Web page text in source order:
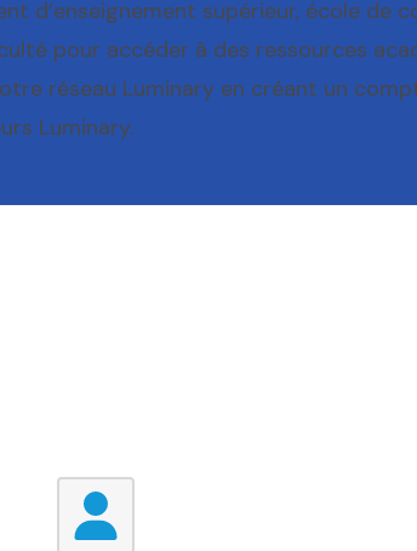
d’enseignement supérieur, école de
pour accéder à des ressources
réseau Luminary en créant un
Luminary.